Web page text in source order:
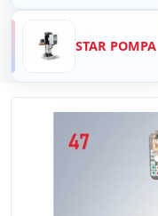
STAR POMPA